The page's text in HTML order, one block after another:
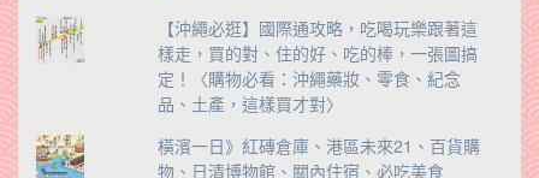
【沖繩必逛】國際通攻略，吃喝玩樂跟著這
樣走，買的對、住的好、吃的棒，一張圖搞
定！〈購物必看：沖繩藥妝、零食、紀念
品、土產，這樣買才對〉
橫濱一日》紅磚倉庫、港區未來21、百貨購
物、日清博物館、關內住宿、必吃美食